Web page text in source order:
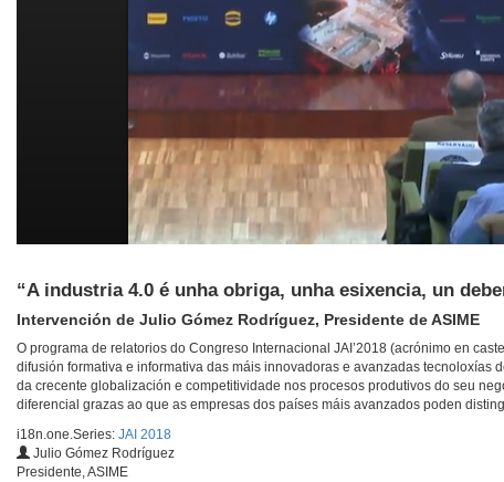
“A industria 4.0 é unha obriga, unha esixencia, un
Intervención de Julio Gómez Rodríguez, Presidente de ASIME
O programa de relatorios do Congreso Internacional JAI’2018 (acrónimo en
difusión formativa e informativa das máis innovadoras e avanzadas
da crecente globalización e competitividade nos procesos produtivos do seu
diferencial grazas ao que as empresas dos países máis avanzados poden
i18n.one.Series: JAI 2018
Julio Gómez Rodríguez
Presidente, ASIME